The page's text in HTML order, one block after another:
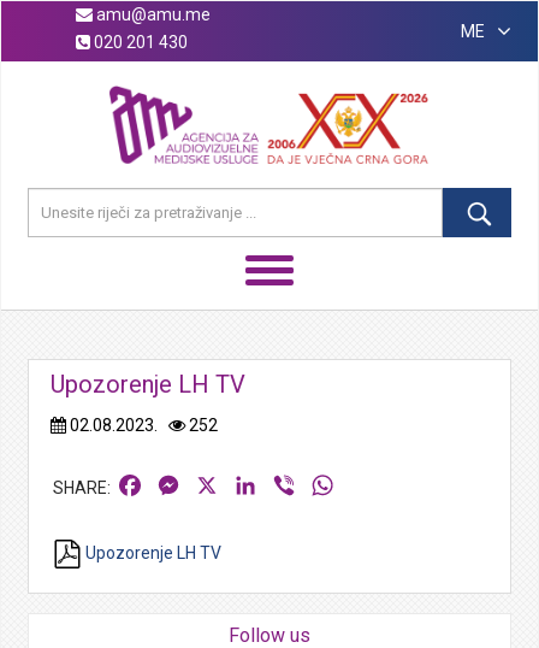
amu@amu.me
020 201 430
ME
Upozorenje LH TV
02.08.2023. 252
FacebookMessengerLinkedIn
Viber
Upozorenje LH TV
Follow us